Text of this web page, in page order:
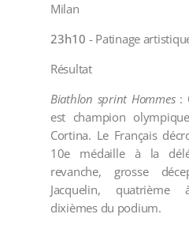
Milan
23h10 - Patinage
Résultat
Biathlon sprint Hommes:
est champion
Cortina. Le Français
10e médaille à la
revanche, grosse
Jacquelin,
dixièmes du podium.